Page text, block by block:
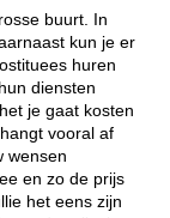
buurt. In
kun je er
huren
diensten
je gaat kosten
vooral af
wensen
en zo de prijs
het eens zijn